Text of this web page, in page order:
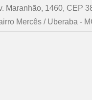
Maranhão, 1460, CEP
Mercês / Uberaba -